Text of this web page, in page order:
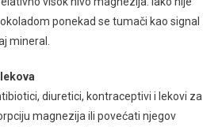
ponekad se tumači kao signal
mineral.
diuretici, kontraceptivi i lekovi za
magnezija ili povećati njegov